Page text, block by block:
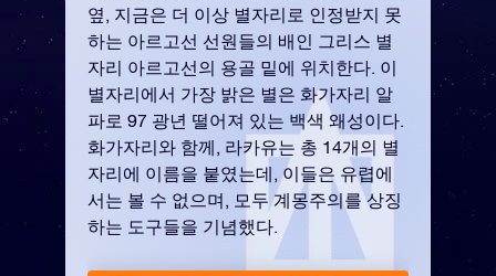
옆, 지금은 더 이상 별자리로 인정받지 못
하는 아르고선 선원들의 배인 그리스 별
자리 아르고선의 용골 밑에 위치한다. 이
별자리에서 가장 밝은 별은 화가자리 알
파로 97 광년 떨어져 있는 백색 왜성이다.
화가자리와 함께, 라카유는 총 14개의 별
자리에 이름을 붙였는데, 이들은 유렵에
서는 볼 수 없으며, 모두 계몽주의를 상징
하는 도구들을 기념했다.